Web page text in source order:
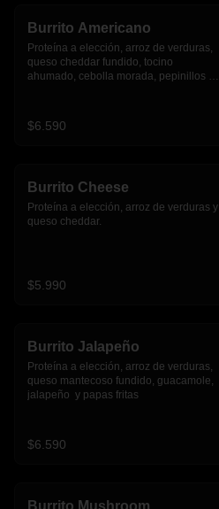
Burrito Americano
Proteína a elección, arroz de verduras,
queso cheddar fundido, tocino
ahumado, cebolla morada, pepinillos y
$6.590
Burrito Cheese
Proteína a elección, arroz de verduras y
queso cheddar.
$5.990
Burrito Jalapeño
Proteína a elección, arroz de verduras,
queso mantecoso fundido, guacamole,
jalapeño  y papas fritas
$6.590
Burrito Mushroom